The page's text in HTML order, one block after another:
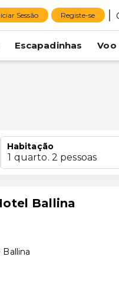
Sessão Registe-se
Escapadinhas Voo
Habitação
1 quarto. 2 pessoas
Ballina